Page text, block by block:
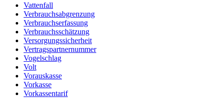
Vattenfall
Verbrauchsabgrenzung
Verbrauchserfassung
Verbrauchsschätzung
Versorgungssicherheit
Vertragspartnernummer
Vogelschlag
Volt
Vorauskasse
Vorkasse
Vorkassentarif